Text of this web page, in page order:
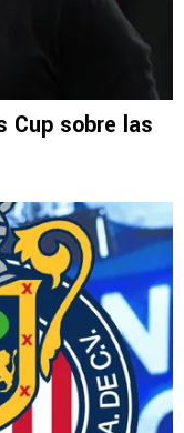
Cup sobre las